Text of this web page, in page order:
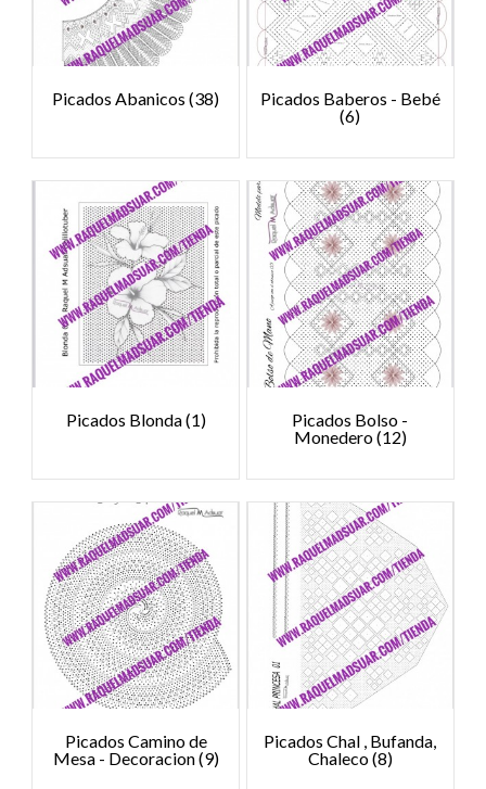
Picados Abanicos(38)
Picados Baberos - Bebé
(6)
Picados Blonda(1)
Picados Bolso -
Monedero(12)
Picados Camino de
Mesa - Decoracion(9)
Picados Chal , Bufanda,
Chaleco(8)